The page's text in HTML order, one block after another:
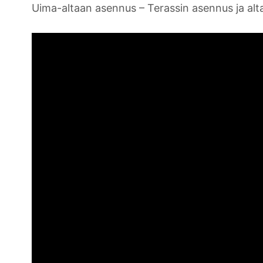
Uima-altaan asennus – Terassin asennus ja